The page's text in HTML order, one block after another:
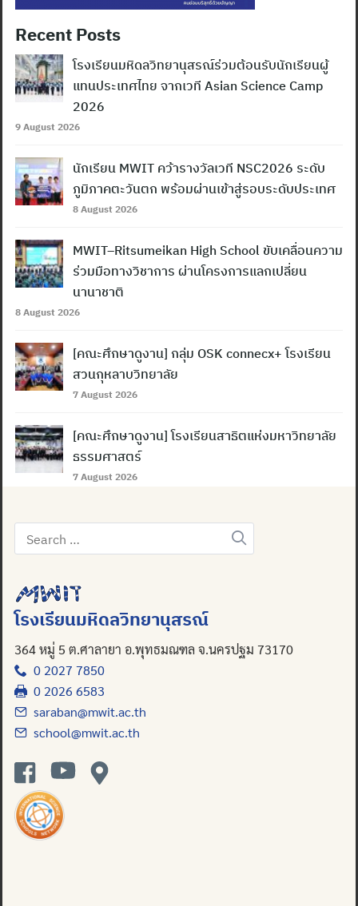
Recent Posts
โรงเรียนมหิดลวิทยานุสรณ์ร่วมต้อนรับนักเรียนผู้
แทนประเทศไทย จากเวที Asian Science Camp
2026
9 August 2026
นักเรียน MWIT คว้ารางวัลเวที NSC2026 ระดับ
ภูมิภาคตะวันตก พร้อมผ่านเข้าสู่รอบระดับประเทศ
8 August 2026
MWIT–Ritsumeikan High School ขับเคลื่อนความ
ร่วมมือทางวิชาการ ผ่านโครงการแลกเปลี่ยน
นานาชาติ
8 August 2026
[คณะศึกษาดูงาน] กลุ่ม OSK connecx+ โรงเรียน
สวนกุหลาบวิทยาลัย
7 August 2026
[คณะศึกษาดูงาน] โรงเรียนสาธิตแห่งมหาวิทยาลัย
ธรรมศาสตร์
7 August 2026
Search
for:
โรงเรียนมหิดลวิทยานุสรณ์
364 หมู่ 5 ต.ศาลายา อ.พุทธมณฑล จ.นครปฐม 73170
0 2027 7850
0 2026 6583
saraban@mwit.ac.th
school@mwit.ac.th